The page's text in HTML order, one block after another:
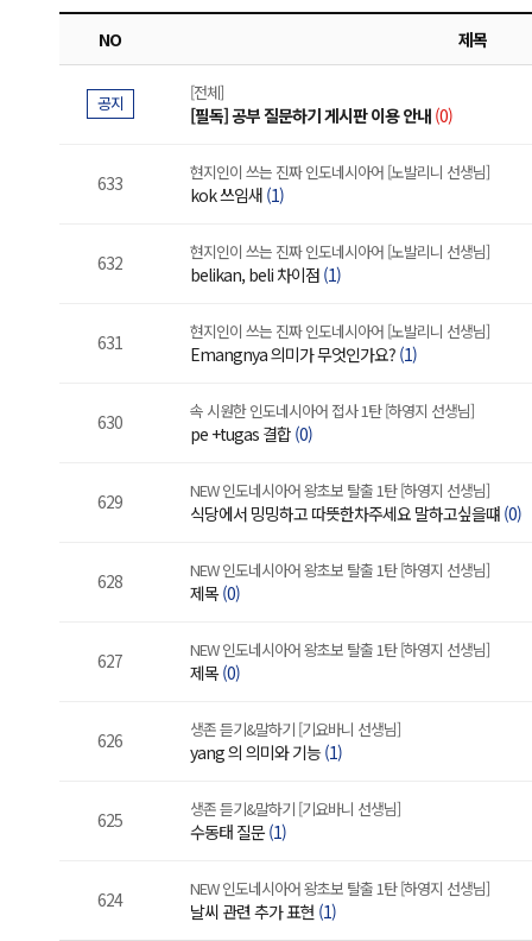
NO 제목
공지 [전체]
[필독] 공부 질문하기 게시판 이용 안내 (0)
633 현지인이 쓰는 진짜 인도네시아어 [노발리니 선생님]
kok 쓰임새 (1)
632 현지인이 쓰는 진짜 인도네시아어 [노발리니 선생님]
belikan, beli 차이점 (1)
631 현지인이 쓰는 진짜 인도네시아어 [노발리니 선생님]
Emangnya 의미가 무엇인가요? (1)
630 속 시원한 인도네시아어 접사 1탄 [하영지 선생님]
pe +tugas 결합 (0)
629 NEW 인도네시아어 왕초보 탈출 1탄 [하영지 선생님]
식당에서 밍밍하고 따뜻한차주세요 말하고싶을떄 (0)
628 NEW 인도네시아어 왕초보 탈출 1탄 [하영지 선생님]
제목(0)
627 NEW 인도네시아어 왕초보 탈출 1탄 [하영지 선생님]
제목(0)
626 생존 듣기&말하기 [기요바니 선생님]
yang 의 의미와 기능 (1)
625 생존 듣기&말하기 [기요바니 선생님]
수동태 질문 (1)
624 NEW 인도네시아어 왕초보 탈출 1탄 [하영지 선생님]
날씨 관련 추가 표현 (1)